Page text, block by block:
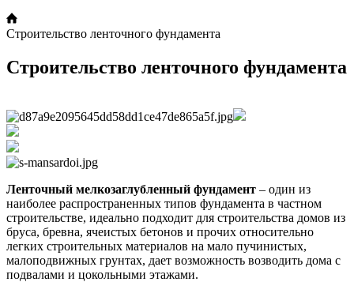
Строительство ленточного фундамента
Строительство ленточного фундамента
Ленточный мелкозаглубленный фундамент – один из
наиболее распространенных типов фундамента в частном
строительстве, идеально подходит для строительства домов из
бруса, бревна, ячеистых бетонов и прочих относительно
легких строительных материалов на мало пучинистых,
малоподвижных грунтах, дает возможность возводить дома с
подвалами и цокольными этажами.